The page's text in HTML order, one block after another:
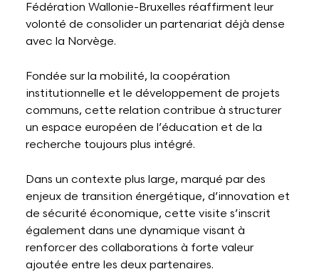
Fédération Wallonie-Bruxelles réaffirment leur
volonté de consolider un partenariat déjà dense
avec la Norvège.
Fondée sur la mobilité, la coopération
institutionnelle et le développement de projets
communs, cette relation contribue à structurer
un espace européen de l’éducation et de la
recherche toujours plus intégré.
Dans un contexte plus large, marqué par des
enjeux de transition énergétique, d’innovation et
de sécurité économique, cette visite s’inscrit
également dans une dynamique visant à
renforcer des collaborations à forte valeur
ajoutée entre les deux partenaires.